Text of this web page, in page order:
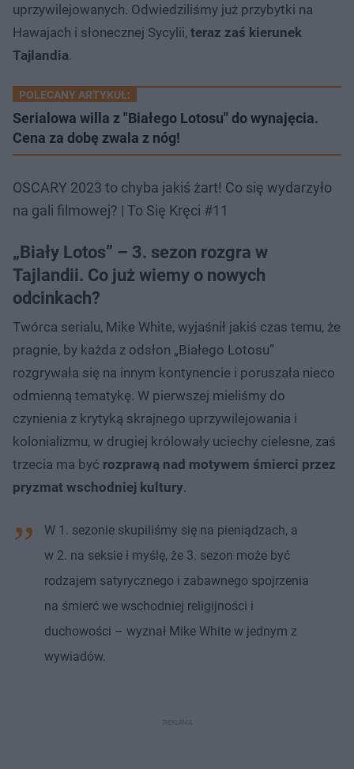
uprzywilejowanych. Odwiedziliśmy już przybytki na
Hawajach i słonecznej Sycylii, teraz zaś kierunek
Tajlandia.
POLECANY ARTYKUŁ:
Serialowa willa z "Białego Lotosu" do wynajęcia.
Cena za dobę zwala z nóg!
OSCARY 2023 to chyba jakiś żart! Co się wydarzyło
na gali filmowej? | To Się Kręci #11
„Biały Lotos” – 3. sezon rozgra w
Tajlandii. Co już wiemy o nowych
odcinkach?
Twórca serialu, Mike White, wyjaśnił jakiś czas temu, że
pragnie, by każda z odsłon „Białego Lotosu”
rozgrywała się na innym kontynencie i poruszała nieco
odmienną tematykę. W pierwszej mieliśmy do
czynienia z krytyką skrajnego uprzywilejowania i
kolonializmu, w drugiej królowały uciechy cielesne, zaś
trzecia ma być rozprawą nad motywem śmierci przez
pryzmat wschodniej kultury.
W 1. sezonie skupiliśmy się na pieniądzach, a
w 2. na seksie i myślę, że 3. sezon może być
rodzajem satyrycznego i zabawnego spojrzenia
na śmierć we wschodniej religijności i
duchowości – wyznał Mike White w jednym z
wywiadów.